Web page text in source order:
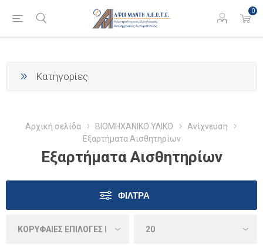
0
Κατηγορίες
Αρχική σελίδα ΒΙΟΜΗΧΑΝΙΚΟ ΥΛΙΚΟ
Ανίχνευση
Εξαρτήματα Αισθητηρίων
Εξαρτήματα Αισθητηρίων
ΦΊΛΤΡΑ